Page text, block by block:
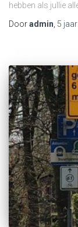
hebben als jullie
Dooradmin, 5 jaar